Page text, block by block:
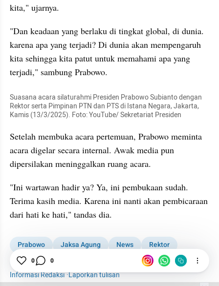
kita," ujarnya.
"Dan keadaan yang berlaku di tingkat global, di dunia.
karena apa yang terjadi? Di dunia akan mempengaruh
kita sehingga kita patut untuk memahami apa yang
terjadi," sambung Prabowo.
Suasana acara silaturahmi Presiden Prabowo Subianto dengan
Rektor serta Pimpinan PTN dan PTS di Istana Negara, Jakarta,
Kamis (13/3/2025). Foto: YouTube/ Sekretariat Presiden
Setelah membuka acara pertemuan, Prabowo meminta
acara digelar secara internal. Awak media pun
dipersilakan meninggalkan ruang acara.
"Ini wartawan hadir ya? Ya, ini pembukaan sudah.
Terima kasih media. Karena ini nanti akan pembicaraan
dari hati ke hati," tandas dia.
Prabowo Jaksa Agung News
Rektor
Istana
Momen
Informasi Redaksi·Laporkan tulisan
0 0